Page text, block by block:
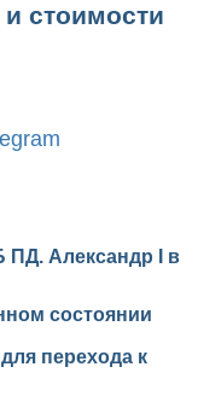
стоимости
ПД. Александр I в
состоянии
перехода к